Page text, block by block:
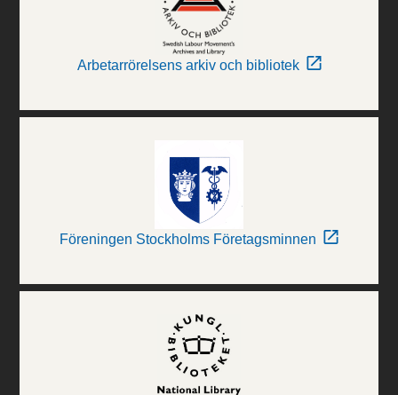
Arbetarrörelsens arkiv och bibliotek
Föreningen Stockholms Företagsminnen